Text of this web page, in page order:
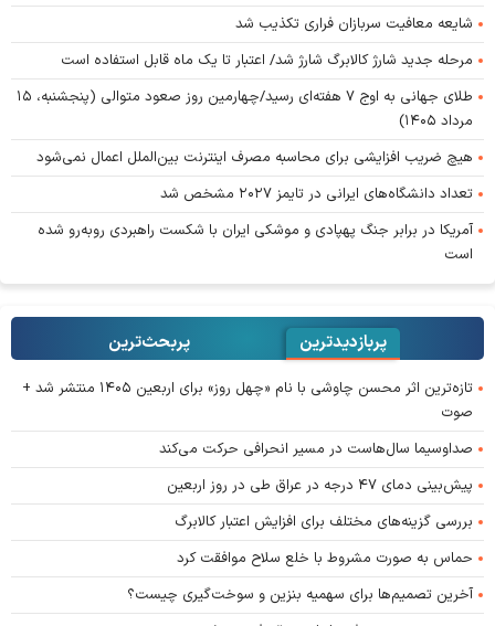
شایعه معافیت سربازان فراری تکذیب شد
مرحله جدید شارژ کالابرگ شارژ شد/ اعتبار تا یک ماه قابل استفاده است
طلای جهانی به اوج ۷ هفته‌ای رسید/چهارمین روز صعود متوالی (پنجشنبه، ۱۵
مرداد ۱۴۰۵)
هیچ ضریب افزایشی برای محاسبه مصرف اینترنت بین‌الملل اعمال نمی‌شود
تعداد دانشگاه‌های ایرانی در تایمز ۲۰۲۷ مشخص شد
آمریکا در برابر جنگ پهپادی و موشکی ایران با شکست راهبردی روبه‌رو شده
است
پربازدیدترین پربحث‌ترین‌
تازه‌ترین اثر محسن چاوشی با نام «چهل روز» برای اربعین ۱۴۰۵ منتشر شد +
صوت
صداوسیما سال‌هاست در مسیر انحرافی حرکت می‌کند
پیش‌بینی دمای ۴۷ درجه در عراق طی در روز اربعین
بررسی گزینه‌های مختلف برای افزایش اعتبار کالابرگ
حماس به صورت مشروط با خلع سلاح موافقت کرد
آخرین تصمیم‌ها برای سهمیه بنزین و سوخت‌گیری چیست؟